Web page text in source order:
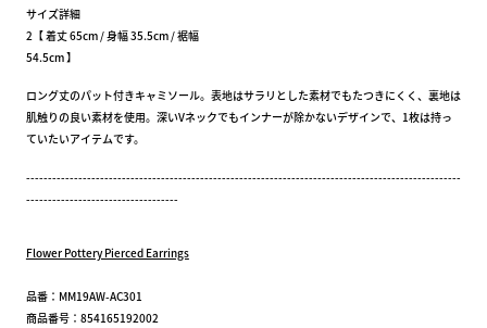
サイズ詳細
2【 着丈 65cm / 身幅 35.5cm / 裾幅
54.5cm 】
ロング丈のパット付きキャミソール。表地はサラリとした素材でもたつきにくく、裏地は
肌触りの良い素材を使用。深いVネックでもインナーが除かないデザインで、1枚は持っ
ていたいアイテムです。
----------------------------------------------------------------------------------------------------
-----------------------------------
Flower Pottery Pierced Earrings
品番：MM19AW-AC301
商品番号：854165192002